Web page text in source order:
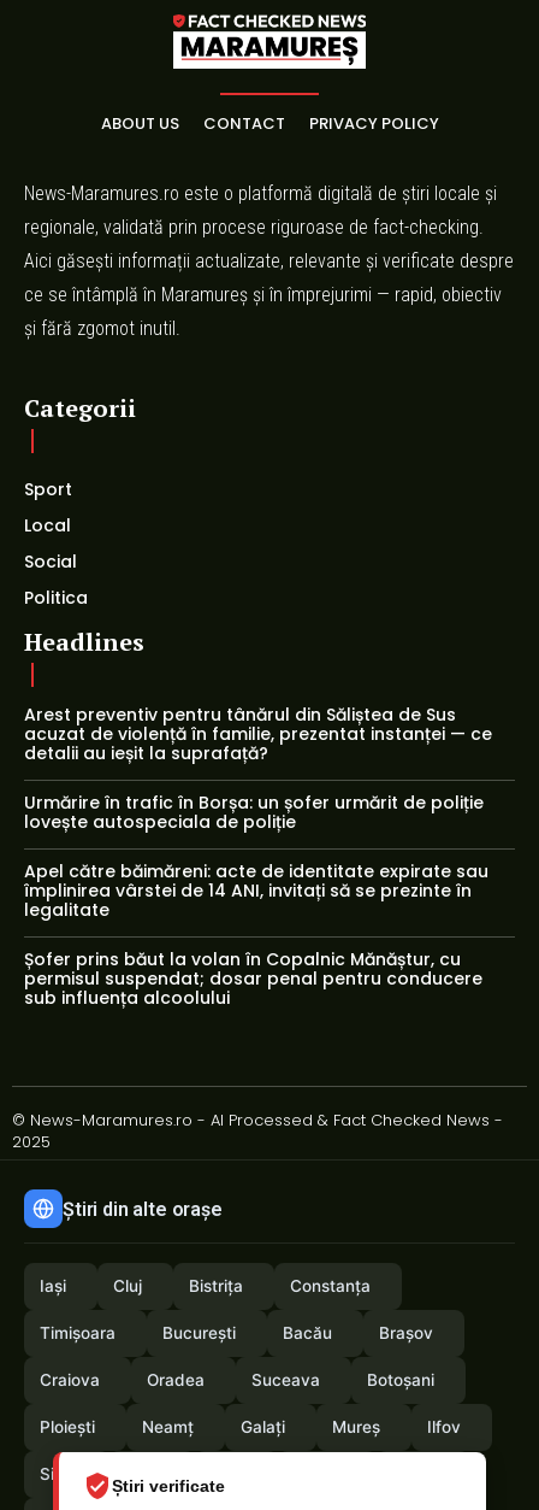
Știri verificate
ABOUT US CONTACT PRIVACY POLICY
News-Maramures.ro este o platformă digitală de știri locale și
regionale, validată prin procese riguroase de fact-checking.
Aici găsești informații actualizate, relevante și verificate despre
ce se întâmplă în Maramureș și în împrejurimi — rapid, obiectiv
și fără zgomot inutil.
Categorii
Sport
Local
Social
Politica
Headlines
Arest preventiv pentru tânărul din Săliștea de Sus
acuzat de violență în familie, prezentat instanței — ce
detalii au ieșit la suprafață?
Urmărire în trafic în Borșa: un șofer urmărit de poliție
lovește autospeciala de poliție
Apel către băimăreni: acte de identitate expirate sau
împlinirea vârstei de 14 ANI, invitați să se prezinte în
legalitate
Șofer prins băut la volan în Copalnic Mănăștur, cu
permisul suspendat; dosar penal pentru conducere
sub influența alcoolului
© News-Maramures.ro - AI Processed & Fact Checked News -
2025
Știri din alte orașe
Iași Cluj Bistrița Constanța
Timișoara București Bacău Brașov
Craiova Oradea Suceava Botoșani
Ploiești Neamț Galați Mureș Ilfov
Sibiu